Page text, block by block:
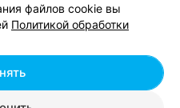
cookie
данных
файлов cookie вы
Политикой обработки